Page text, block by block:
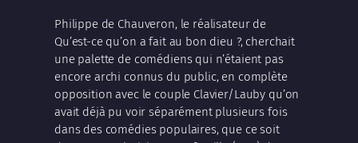
Philippe de Chauveron, le réalisateur de
Qu’est-ce qu’on a fait au bon dieu ?, cherchait
une palette de comédiens qui n’étaient pas
encore archi connus du public, en complète
opposition avec le couple Clavier/Lauby qu’on
avait déjà pu voir séparément plusieurs fois
dans des comédies populaires, que ce soit